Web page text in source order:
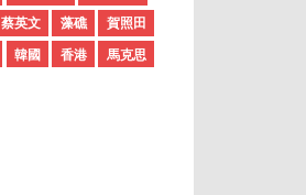
蔡英文 藻礁
賀照田
韓國 香港
馬克思